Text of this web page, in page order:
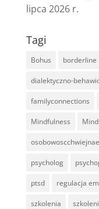
lipca 2026 r.
Tagi
Bohus borderline
dialektyczno-
familyconnections
Mindfulness
psycholog
ptsd regulacja
szkolenia